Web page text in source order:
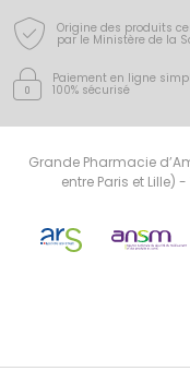
Origine des produits
par le Ministère de la
Paiement en ligne
100% sécurisé
Grande Pharmacie
entre Paris et Lille)